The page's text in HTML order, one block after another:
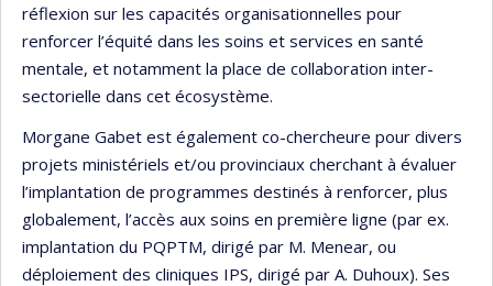
réflexion sur les capacités organisationnelles pour
renforcer l’équité dans les soins et services en santé
mentale, et notamment la place de collaboration inter-
sectorielle dans cet écosystème.
Morgane Gabet est également co-chercheure pour divers
projets ministériels et/ou provinciaux cherchant à évaluer
l’implantation de programmes destinés à renforcer, plus
globalement, l’accès aux soins en première ligne (par ex.
implantation du PQPTM, dirigé par M. Menear, ou
déploiement des cliniques IPS, dirigé par A. Duhoux). Ses